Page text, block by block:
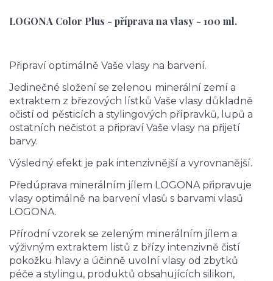
LOGONA Color Plus - příprava na vlasy - 100 ml.
Připraví optimálně Vaše vlasy na barvení.
Jedinečné složení se zelenou minerální zemí a
extraktem z březových lístků Vaše vlasy důkladně
očistí od pěsticích a stylingových přípravků, lupů a
ostatních nečistot a připraví Vaše vlasy na přijetí
barvy.
Výsledný efekt je pak intenzivnější a vyrovnanější.
Předúprava minerálním jílem LOGONA připravuje
vlasy optimálně na barvení vlasů s barvami vlasů
LOGONA.
Přírodní vzorek se zeleným minerálním jílem a
výživným extraktem listů z břízy intenzivně čistí
pokožku hlavy a účinně uvolní vlasy od zbytků
péče a stylingu, produktů obsahujících silikon,